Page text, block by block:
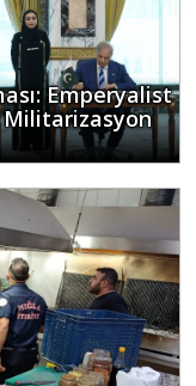
Emperyalist